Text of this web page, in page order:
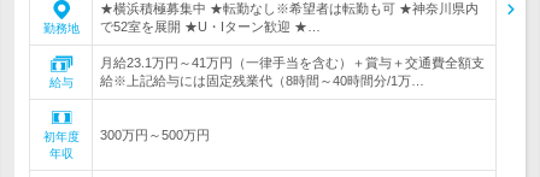
勤務地
★横浜積極募集中 ★転勤なし※希望者は転勤も可 ★神奈川県内
で52室を展開 ★U・Iターン歓迎 ★…
給与
月給23.1万円～41万円（一律手当を含む）＋賞与＋交通費全額支
給※上記給与には固定残業代（8時間～40時間分/1万…
初年度
年収
300万円～500万円